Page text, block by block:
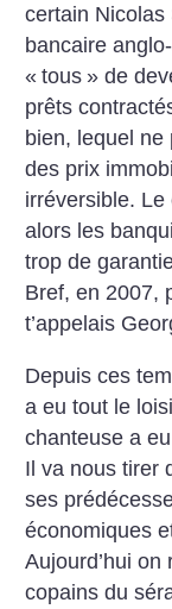
certain
bancaire
« tous » de
prêts
bien, lequel ne
des prix
irréversible.
alors les
trop de
Bref, en 2007,
t’appelais
Depuis ces
a eu tout le
chanteuse a
Il va nous tirer
ses
économiques
Aujourd’hui
copains du